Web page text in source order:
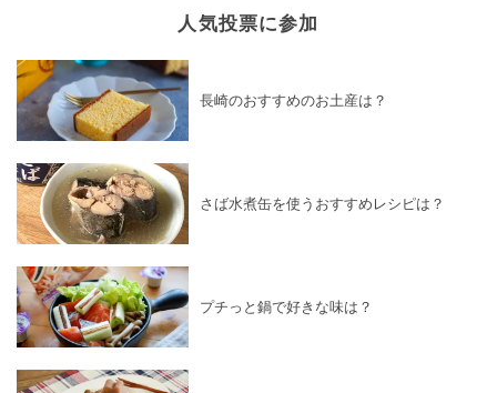
人気投票に参加
長崎のおすすめのお土産は？
さば水煮缶を使うおすすめレシピは？
プチっと鍋で好きな味は？